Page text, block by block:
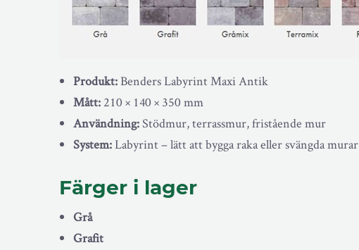
Produkt:Benders Labyrint Maxi Antik
Mått: 210 × 140 × 350 mm
Användning:Stödmur, terrassmur, fristående mur
System:Labyrint – lätt att bygga raka eller svängda murar
Färger i lager
Grå
Grafit